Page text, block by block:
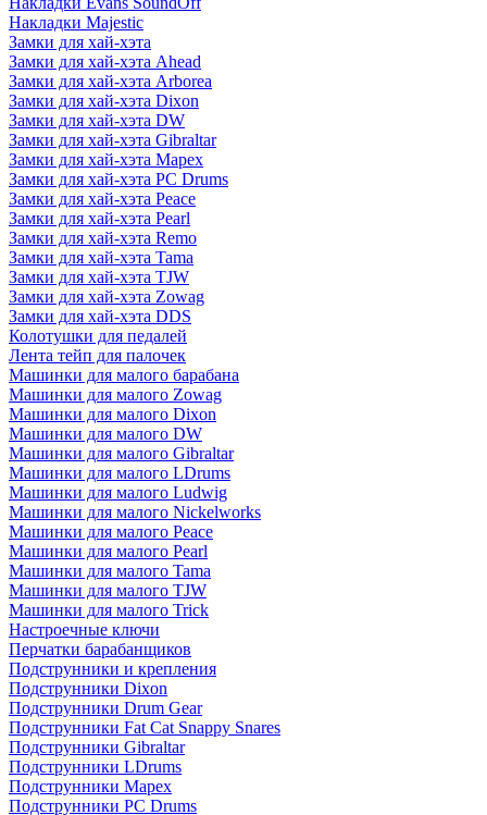
Накладки Majestic
Замки для хай-хэта
Замки для хай-хэта Ahead
Замки для хай-хэта Arborea
Замки для хай-хэта Dixon
Замки для хай-хэта DW
Замки для хай-хэта Gibraltar
Замки для хай-хэта Mapex
Замки для хай-хэта PC Drums
Замки для хай-хэта Peace
Замки для хай-хэта Pearl
Замки для хай-хэта Remo
Замки для хай-хэта Tama
Замки для хай-хэта TJW
Замки для хай-хэта Zowag
Замки для хай-хэта DDS
Колотушки для педалей
Лента тейп для палочек
Машинки для малого барабана
Машинки для малого Zowag
Машинки для малого Dixon
Машинки для малого DW
Машинки для малого Gibraltar
Машинки для малого LDrums
Машинки для малого Ludwig
Машинки для малого Nickelworks
Машинки для малого Peace
Машинки для малого Pearl
Машинки для малого Tama
Машинки для малого TJW
Машинки для малого Trick
Настроечные ключи
Перчатки барабанщиков
Подструнники и крепления
Подструнники Dixon
Подструнники Drum Gear
Подструнники Fat Cat Snappy Snares
Подструнники Gibraltar
Подструнники LDrums
Подструнники Mapex
Подструнники PC Drums